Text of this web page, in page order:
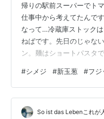
帰りの駅前スーパーでト
仕事中から考えてたんで
なって…冷蔵庫ストック
ねばです。先日のじゃな
ン。麺はショートパスタ
ずは唐辛子とベーコン炒
入。刻んだトマト、茹で
プーン５杯）チーズ振っ
らの酸味と甘味。フジッ
#シメジ #新玉葱 #フジ
So ist das Lebenこれが